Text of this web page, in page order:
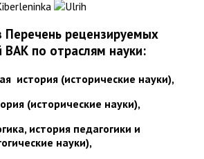
рецензируемых
ВАК по отраслям науки:
история (исторические науки),
(исторические науки),
история педагогики и
науки),